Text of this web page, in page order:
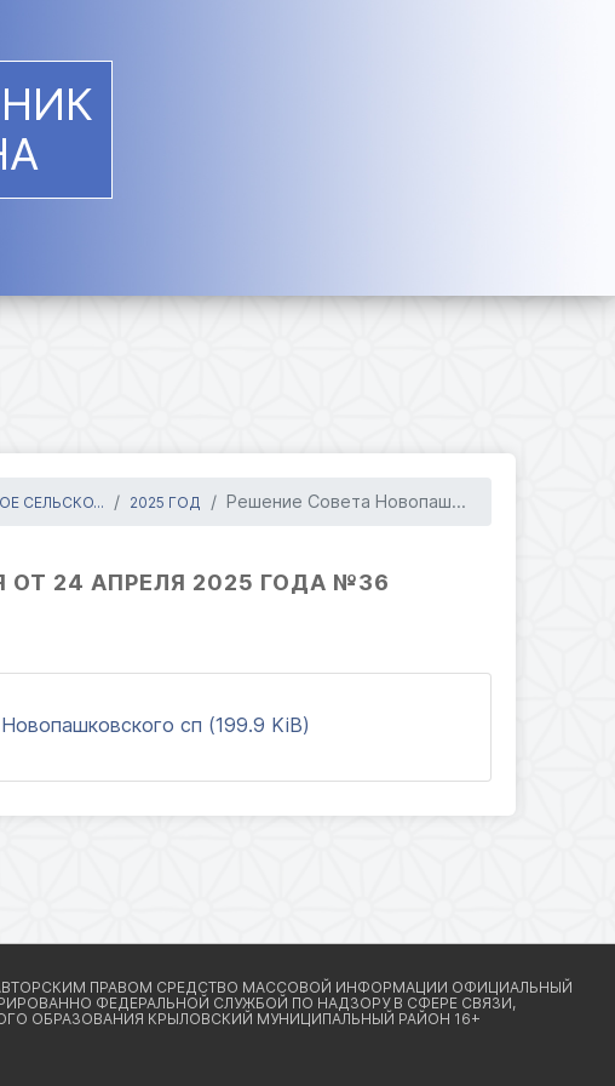
СЕЛЬСКО... 2025 ГОД Решение Совета Новопаш...
24 АПРЕЛЯ 2025 ГОДА №36
сп (199.9 KiB)